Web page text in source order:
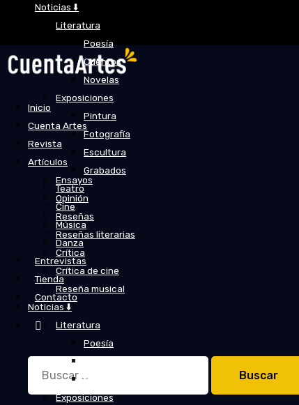
Noticias ⬇️
Literatura
Poesía
Cuentos
Novelas
Exposiciones
Pintura
Fotografía
Escultura
Grabados
Teatro
Cine
Música
Danza
Entrevistas
Tienda
Contacto
Buscar:
Inicio
Cuenta Artes
Revista
Artículos
Ensayos
Opinión
Reseñas
Reseñas literarias
Crítica
Crítica de cine
Reseña musical
Noticias ⬇️
Literatura
Poesía
Novelas
Exposiciones